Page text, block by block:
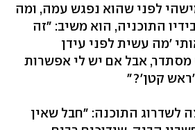
לפני שהוא נפגש עמה, ומה
התוכניה, הוא משיב: "זה
'מה עשית לפני עידן
מסתדר, אבל אם יש לי אפשרות
'ראש קטן'?"
לשדרוג התוכנה: "חבל שאין